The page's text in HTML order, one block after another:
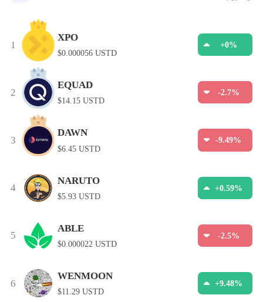
1
XPO
$0.000056 USTD
+0%
2
EQUAD
$14.15 USTD
-2.7%
3
DAWN
$6.45 USTD
-9.49%
4
NARUTO
$5.93 USTD
+0.59%
5
ABLE
$0.000022 USTD
-2.5%
6
WENMOON
$11.29 USTD
+9.48%